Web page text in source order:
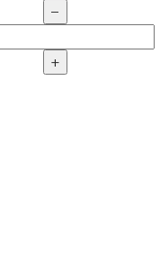
−
+